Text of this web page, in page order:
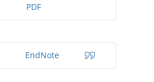
PDF
EndNote